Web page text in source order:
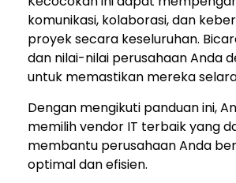
komunikasi, kolaborasi, dan
proyek secara keseluruhan.
dan nilai-nilai perusahaan Anda
untuk memastikan mereka
Dengan mengikuti panduan ini,
memilih vendor IT terbaik yang
membantu perusahaan Anda
optimal dan efisien.